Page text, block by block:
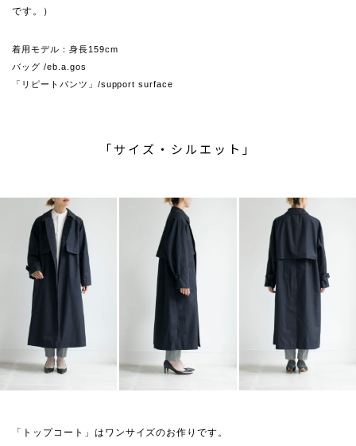
です。）
着用モデル：身長159cm
バッグ /eb.a.gos
「リピートパンツ」/support surface
「サイズ・シルエット」
「トップコート」はワンサイズのお作りです。